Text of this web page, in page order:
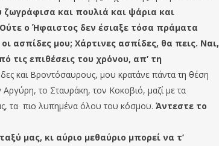
και πουλιά και ψάρια και
ο Ήφαιστος δεν έσιαξε τόσα πράματα
ασπίδες μου; Χάρτινες ασπίδες, θα πεις. Ναι,
τις επιθέσεις του χρόνου, απ’ τη
και Βροντόσαυρους, μου κρατάνε πάντα τη θέση
το Σταυράκη, τον Κοκοβιό, μαζί με τα
τα πιο λυπημένα όλου του κόσμου. Άντεστε το
μας, κι αύριο μεθαύριο μπορεί να τ’